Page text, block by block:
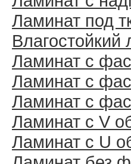
Ламинат под
Влагостойкий
Ламинат с
Ламинат с
Ламинат с
Ламинат с V
Ламинат с U